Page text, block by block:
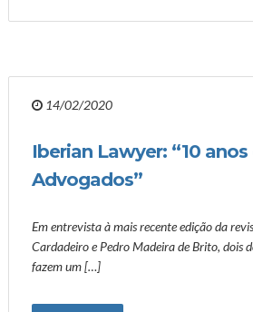
14/02/2020
Iberian Lawyer: “10 anos
Advogados”
Em entrevista à mais recente edição da
Cardadeiro e Pedro Madeira de Brito, dois
fazem um […]